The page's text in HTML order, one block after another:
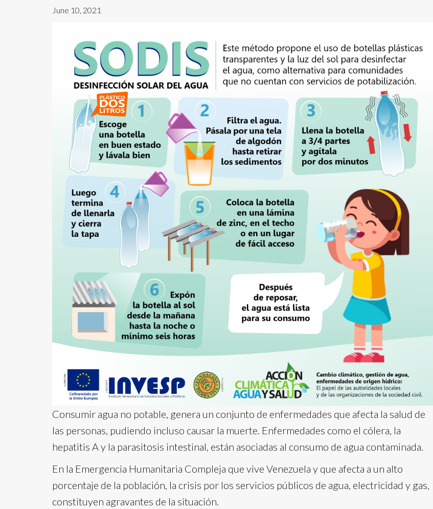
June 10, 2021
Consumir agua no potable, genera un conjunto de enfermedades que afecta la salud de
las personas, pudiendo incluso causar la muerte. Enfermedades como el cólera, la
hepatitis A y la parasitosis intestinal, están asociadas al consumo de agua contaminada.
En la Emergencia Humanitaria Compleja que vive Venezuela y que afecta a un alto
porcentaje de la población, la crisis por los servicios públicos de agua, electricidad y gas,
constituyen agravantes de la situación.